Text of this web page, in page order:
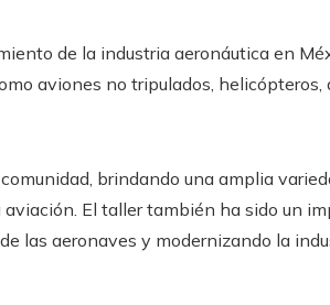
de la industria aeronáutica en
aviones no tripulados, helicópteros,
brindando una amplia
El taller también ha sido un
las aeronaves y modernizando la